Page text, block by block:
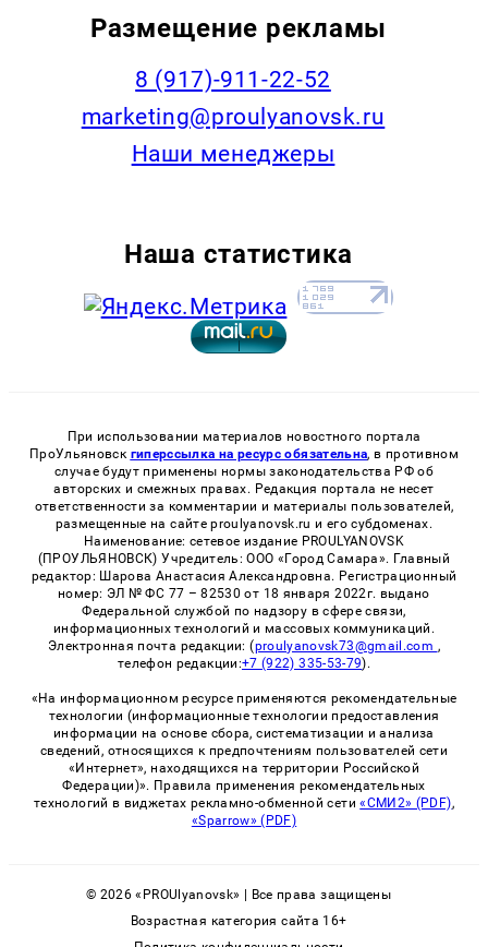
Размещение рекламы
8 (917)-911-22-52
marketing@proulyanovsk.ru
Наши менеджеры
Наша статистика
При использовании материалов новостного портала
ПроУльяновск гиперссылка на ресурс обязательна, в противном
случае будут применены нормы законодательства РФ об
авторских и смежных правах. Редакция портала не несет
ответственности за комментарии и материалы пользователей,
размещенные на сайте proulyanovsk.ru и его субдоменах.
Наименование: сетевое издание PROULYANOVSK
(ПРОУЛЬЯНОВСК) Учредитель: ООО «Город Самара». Главный
редактор: Шарова Анастасия Александровна. Регистрационный
номер: ЭЛ № ФС 77 – 82530 от 18 января 2022г. выдано
Федеральной службой по надзору в сфере связи,
информационных технологий и массовых коммуникаций.
Электронная почта редакции: (proulyanovsk73@gmail.com ,
телефон редакции:+7 (922) 335-53-79).
«На информационном ресурсе применяются рекомендательные
технологии (информационные технологии предоставления
информации на основе сбора, систематизации и анализа
сведений, относящихся к предпочтениям пользователей сети
«Интернет», находящихся на территории Российской
Федерации)». Правила применения рекомендательных
технологий в виджетах рекламно-обменной сети«СМИ2» (PDF),
«Sparrow» (PDF)
© 2026 «PROUlyanovsk» | Все права защищены
Возрастная категория сайта 16+